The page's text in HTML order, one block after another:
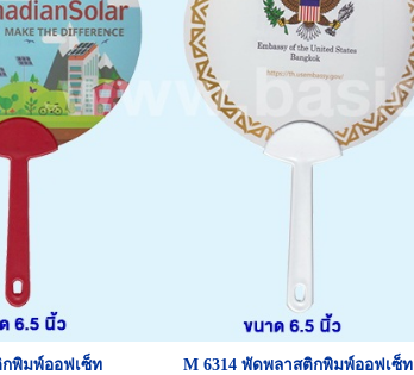
พิมพ์ออฟเซ็ท M 6314 พัดพลาสติกพิมพ์ออฟเซ็ท